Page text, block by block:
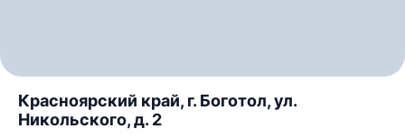
Красноярский край, г. Боготол, ул.
Никольского, д. 2